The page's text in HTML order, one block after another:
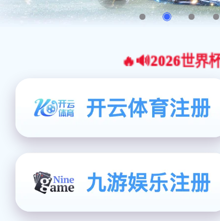
🔥🔊2026世界杯官网